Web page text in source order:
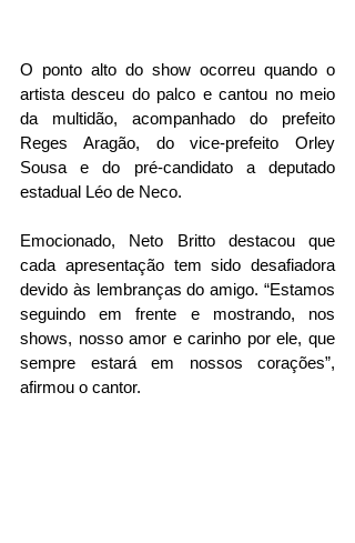
O ponto alto do show ocorreu quando o
artista desceu do palco e cantou no meio
da multidão, acompanhado do prefeito
Reges Aragão, do vice-prefeito Orley
Sousa e do pré-candidato a deputado
estadual Léo de Neco.
Emocionado, Neto Britto destacou que
cada apresentação tem sido desafiadora
devido às lembranças do amigo. “Estamos
seguindo em frente e mostrando, nos
shows, nosso amor e carinho por ele, que
sempre estará em nossos corações”,
afirmou o cantor.